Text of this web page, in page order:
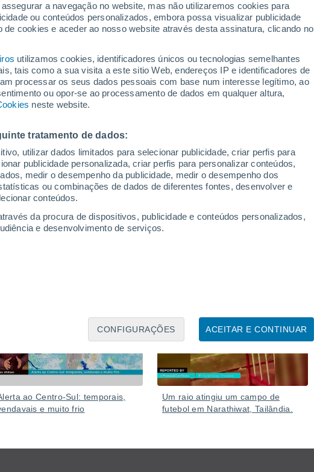
a navegação no website, mas não utilizaremos cookies para
ou conteúdos personalizados, embora possa visualizar publicidade
cookies e aceder ao nosso website através desta assinatura, clicando no
utilizamos cookies, identificadores únicos ou tecnologias semelhantes
tais como a sua visita a este sitio Web, endereços IP e identificadores de
processar os seus dados pessoais com base num interesse legítimo, ao
ou opor-se ao processamento de dados em qualquer altura,
neste website.
tratamento de dados:
utilizar dados limitados para selecionar publicidade, criar perfis para
publicidade personalizada, criar perfis para personalizar conteúdos,
medir o desempenho da publicidade, medir o desempenho dos
ou combinações de dados de diferentes fontes, desenvolver e
conteúdos.
da procura de dispositivos, publicidade e conteúdos personalizados,
e desenvolvimento de serviços.
ACEITAR E CONTINUAR
CONFIGURAÇÕES
inundações
na Turquia
em toda a região, já que as estradas permanecem alagadas e o
alertaram os moradores para que permaneçam em suas
ao Centro-Sul: temporais,
e muito frio
Um raio atingiu um campo de
futebol em Narathiwat, Tailândia.